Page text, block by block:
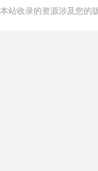
本站收录的资源涉及您的